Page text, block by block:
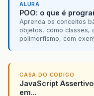
ALURA
POO: o que é
Aprenda os conceitos
objetos, como classes,
polimorfismo, com
CASA DO CODIGO
JavaScript
em...